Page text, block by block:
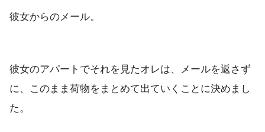
彼女からのメール。
彼女のアパートでそれを見たオレは、メールを返さず
に、このまま荷物をまとめて出ていくことに決めまし
た。